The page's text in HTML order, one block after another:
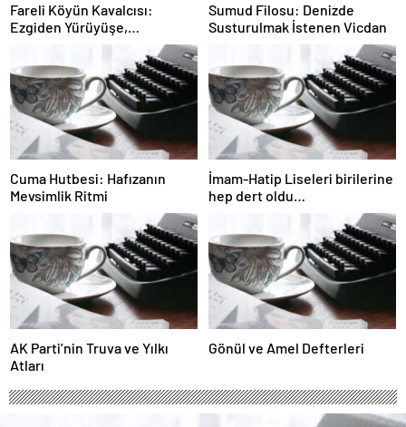
Fareli Köyün Kavalcısı:
Ezgiden Yürüyüşe,
Yürüyüşten Sessizliğe
Sumud Filosu: Denizde
Susturulmak İstenen Vicdan
Cuma Hutbesi: Hafızanın
Mevsimlik Ritmi
İmam-Hatip Liseleri birilerine
hep dert oldu…
AK Parti’nin Truva ve Yılkı
Atları
Gönül ve Amel Defterleri